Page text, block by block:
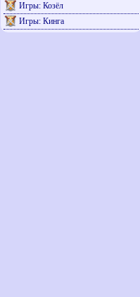
Игры: Козёл
Игры: Кинга